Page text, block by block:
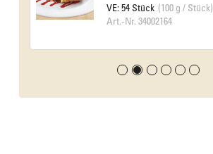
VE: 54 Stück (100 g / Stück)
Art.-Nr. 34002164